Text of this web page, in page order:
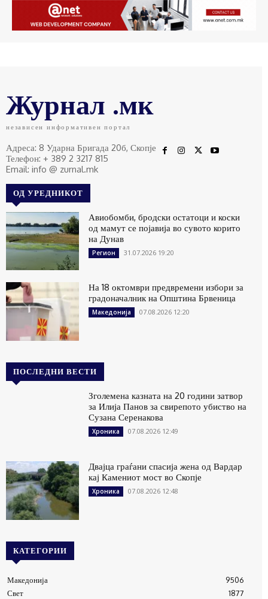
Журнал .мк
независен информативен портал
Адреса: 8 Ударна Бригада 20б, Скопје
Телефон: + 389 2 3217 815
Email: info @ zurnal.mk
ОД УРЕДНИКОТ
Авиобомби, бродски остатоци и коски
од мамут се појавија во сувото корито
на Дунав
Регион 31.07.2026 19:20
На 18 октомври предвремени избори за
градоначалник на Општина Брвеница
Македонија 07.08.2026 12:20
ПОСЛЕДНИ ВЕСТИ
Зголемена казната на 20 години затвор
за Илија Панов за свирепото убиство на
Сузана Серенакова
Хроника 07.08.2026 12:49
Двајца граѓани спасија жена од Вардар
кај Камениот мост во Скопје
Хроника 07.08.2026 12:48
КАТЕГОРИИ
Македонија
9506
Свет
1877